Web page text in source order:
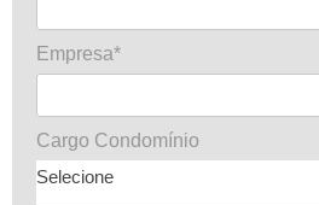
Empresa*
Cargo Condomínio
Selecione